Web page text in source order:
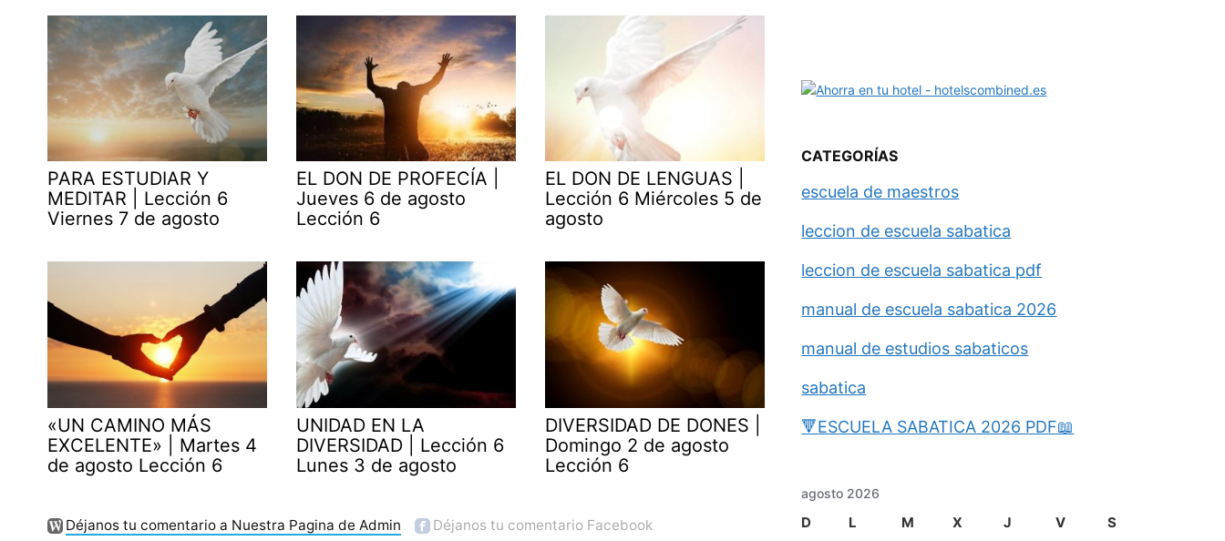
PARA ESTUDIAR Y
MEDITAR | Lección 6
Viernes 7 de agosto
EL DON DE PROFECÍA |
Jueves 6 de agosto
Lección 6
EL DON DE LENGUAS |
Lección 6 Miércoles 5 de
agosto
«UN CAMINO MÁS
EXCELENTE» | Martes 4
de agosto Lección 6
UNIDAD EN LA
DIVERSIDAD | Lección 6
Lunes 3 de agosto
DIVERSIDAD DE DONES |
Domingo 2 de agosto
Lección 6
Déjanos tu comentario a Nuestra Pagina de Admin Déjanos tu comentario Facebook
CATEGORÍAS
escuela de maestros
leccion de escuela sabatica
leccion de escuela sabatica pdf
manual de escuela sabatica 2026
manual de estudios sabaticos
sabatica
🔻ESCUELA SABATICA 2026 PDF📖
agosto 2026
D L M X J V S